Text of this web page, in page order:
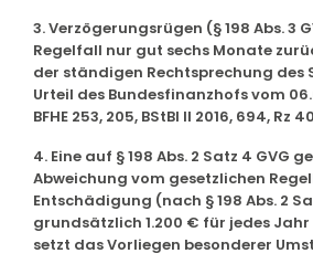
3. Verzögerungsrügen (§ 198 Abs. 3
Regelfall nur gut sechs Monate
der ständigen Rechtsprechung des
Urteil des Bundesfinanzhofs vom
BFHE 253, 205, BStBl II 2016, 694, Rz
4. Eine auf § 198 Abs. 2 Satz 4 GVG
Abweichung vom gesetzlichen
Entschädigung (nach § 198 Abs. 2
grundsätzlich 1.200 € für jedes
setzt das Vorliegen besonderer